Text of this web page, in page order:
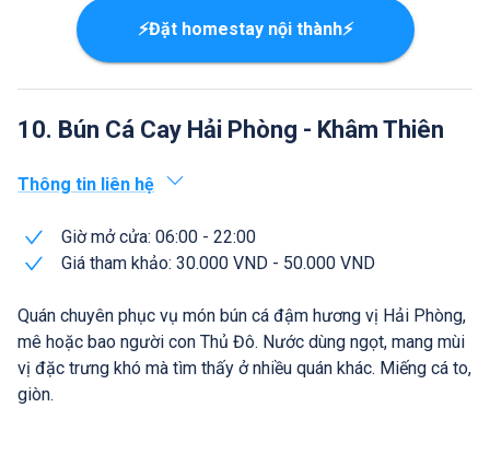
⚡Đặt homestay nội thành⚡
10. Bún Cá Cay Hải Phòng - Khâm Thiên
Thông tin liên hệ
Giờ mở cửa: 06:00 - 22:00
Giá tham khảo: 30.000 VND - 50.000 VND
Quán chuyên phục vụ món bún cá đậm hương vị Hải Phòng,
mê hoặc bao người con Thủ Đô. Nước dùng ngọt, mang mùi
vị đặc trưng khó mà tìm thấy ở nhiều quán khác. Miếng cá to,
giòn.